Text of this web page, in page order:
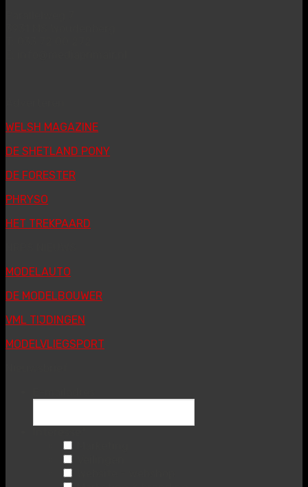
WELSH MAGAZINE
DE SHETLAND PONY
DE FORESTER
PHRYSO
HET TREKPAARD
MODELAUTO
DE MODELBOUWER
VML TIJDINGEN
MODELVLIEGSPORT